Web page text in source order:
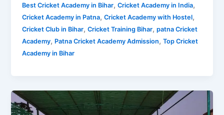
Best Cricket Academy in Bihar,Cricket Academy in India,
Cricket Academy in Patna,Cricket Academy with Hostel,
Cricket Club in Bihar,Cricket Training Bihar,patna Cricket
Academy, Patna Cricket Academy Admission,Top Cricket
Academy in Bihar